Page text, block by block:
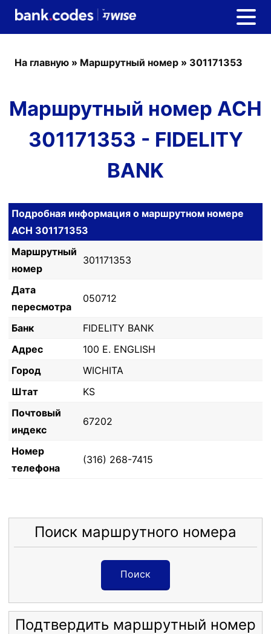
На главную » Маршрутный номер » 301171353
Маршрутный номер ACH
301171353 - FIDELITY
BANK
Подробная информация о маршрутном номере
ACH 301171353
Маршрутный
номер
301171353
Дата
пересмотра
050712
Банк
FIDELITY BANK
Адрес
100 E. ENGLISH
Город
WICHITA
Штат
KS
Почтовый
индекс
67202
Номер
телефона
(316) 268-7415
Поиск маршрутного номера
Поиск
Подтвердить маршрутный номер